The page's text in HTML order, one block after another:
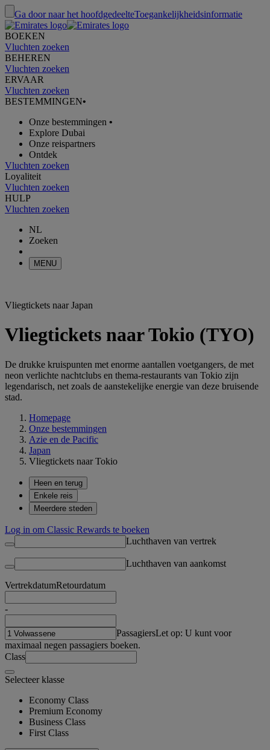
Ga door naar het hoofdgedeelteToegankelijkheidsinformatie
BOEKEN
Vluchten zoeken
BEHEREN
Vluchten zoeken
ERVAAR
Vluchten zoeken
BESTEMMINGEN•
Onze bestemmingen •
Explore Dubai
Onze reispartners
Ontdek
Vluchten zoeken
Loyaliteit
Vluchten zoeken
HULP
Vluchten zoeken
NL
Zoeken
MENU
Vliegtickets naar Japan
Vliegtickets naar Tokio (TYO)
De drukke kruispunten met enorme aantallen voetgangers, de met
neon verlichte nachtclubs en thema-restaurants van Tokio zijn
legendarisch, net zoals de aanstekelijke energie van deze bruisende
stad.
Homepage
Onze bestemmingen
Azie en de Pacific
Japan
Vliegtickets naar Tokio
Heen en terug
Enkele reis
Meerdere steden
Log in om Classic Rewards te boeken
Luchthaven van vertrek
Luchthaven van aankomst
VertrekdatumRetourdatum
-
PassagiersLet op: U kunt voor
maximaal negen passagiers boeken.
Class
Selecteer klasse
Economy Class
Premium Economy
Business Class
First Class